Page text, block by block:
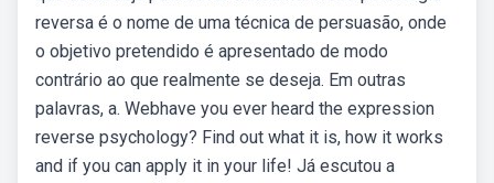
reversa é o nome de uma técnica de persuasão, onde
o objetivo pretendido é apresentado de modo
contrário ao que realmente se deseja. Em outras
palavras, a. Webhave you ever heard the expression
reverse psychology? Find out what it is, how it works
and if you can apply it in your life! Já escutou a